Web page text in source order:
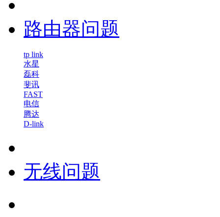
路由器问题
tp link
水星
磊科
斐讯
FAST
电信
腾达
D-link
无线问题